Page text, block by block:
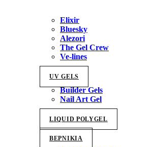
Elixir
Bluesky
Alezori
The Gel Crew
Ve-lines
UV GELS
Builder Gels
Nail Art Gel
LIQUID POLYGEL
ΒΕΡΝΙΚΙΑ